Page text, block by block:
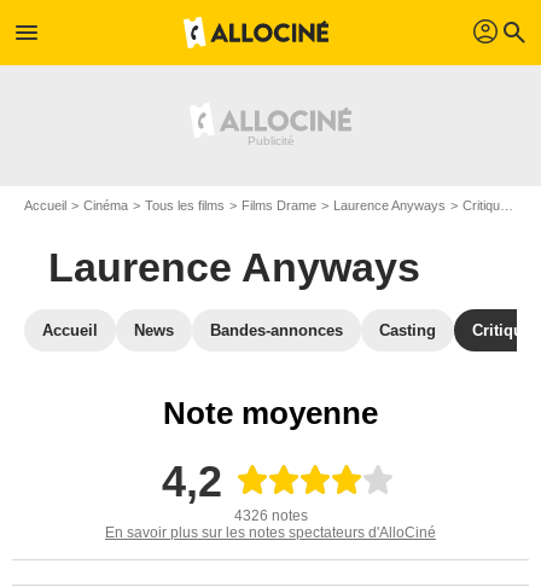
menu profil search
Accueil Cinéma Tous les films Films Drame Laurence Anyways Critiques Laurence Anyways
Laurence Anyways
Accueil News Bandes-annonces Casting
Note moyenne
4,2
4326 notes
En savoir plus sur les notes spectateurs d'AlloCiné